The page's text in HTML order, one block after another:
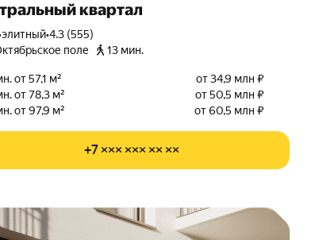
квартал
элитный•4.3 (555)
поле
13 мин.
от 57,1 м²
от 34,9 млн ₽
от 78,3 м²
от 50,5 млн ₽
от 97,9 м²
от 60,5 млн ₽
+7 ××× ××× ×× ××